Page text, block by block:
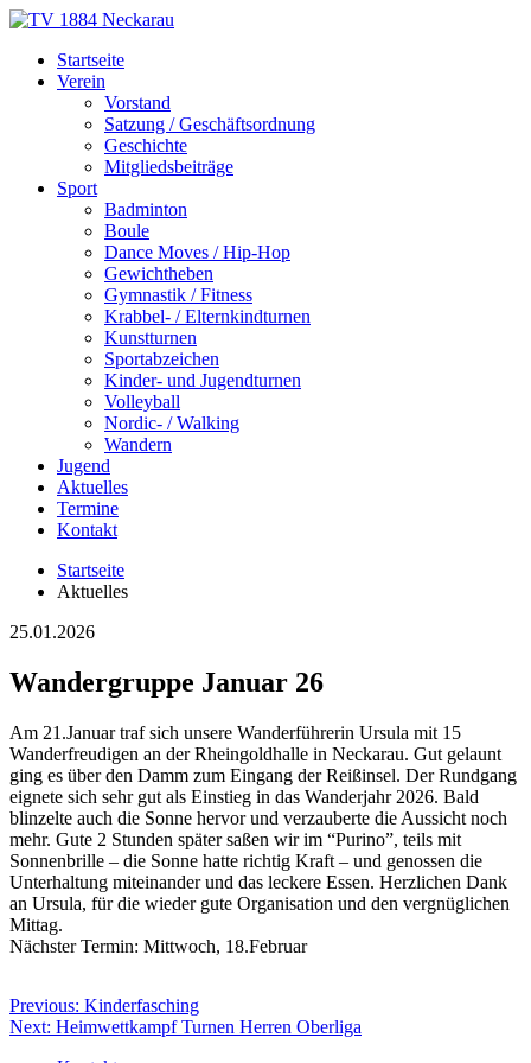
Skip
content
TV 1884 Neckarau
Turnverein 1884 e.V. Mannheim-Neckarau
Startseite
Verein
Vorstand
Satzung / Geschäftsordnung
Geschichte
Mitgliedsbeiträge
Sport
Badminton
Boule
Dance Moves / Hip-Hop
Gewichtheben
Gymnastik / Fitness
Krabbel- / Elternkindturnen
Kunstturnen
Sportabzeichen
Kinder- und Jugendturnen
Volleyball
Nordic- / Walking
Wandern
Jugend
Aktuelles
Termine
Kontakt
Startseite
Aktuelles
25.01.2026
Wandergruppe Januar 26
Am 21.Januar traf sich unsere Wanderführerin Ursula mit 15
Wanderfreudigen an der Rheingoldhalle in Neckarau. Gut gelaunt
ging es über den Damm zum Eingang der Reißinsel. Der Rundgang
eignete sich sehr gut als Einstieg in das Wanderjahr 2026. Bald
blinzelte auch die Sonne hervor und verzauberte die Aussicht noch
mehr. Gute 2 Stunden später saßen wir im “Purino”, teils mit
Sonnenbrille – die Sonne hatte richtig Kraft – und genossen die
Unterhaltung miteinander und das leckere Essen. Herzlichen Dank
an Ursula, für die wieder gute Organisation und den vergnüglichen
Mittag.
Nächster Termin: Mittwoch, 18.Februar
Beitragsnavigation
Previous: Kinderfasching
Next: Heimwettkampf Turnen Herren Oberliga